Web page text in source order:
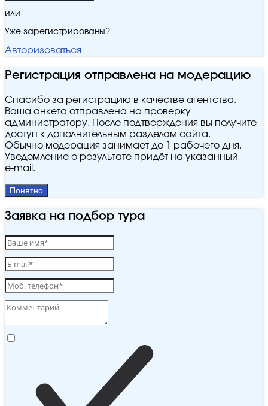
или
Уже зарегистрированы?
Авторизоваться
Регистрация отправлена на модерацию
Спасибо за регистрацию в качестве агентства.
Ваша анкета отправлена на проверку
администратору. После подтверждения вы получите
доступ к дополнительным разделам сайта.
Обычно модерация занимает до 1 рабочего дня.
Уведомление о результате придёт на указанный
e‑mail.
Понятно
Заявка на подбор тура